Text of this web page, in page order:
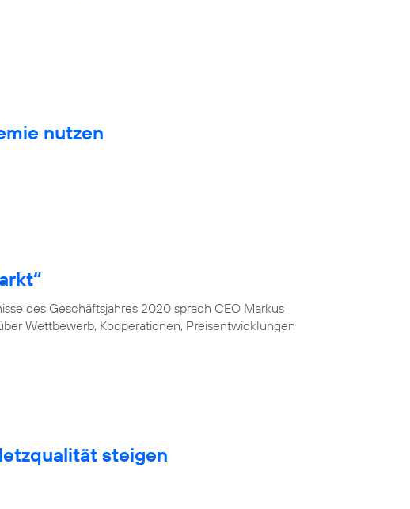
nutzen
des Geschäftsjahres 2020 sprach CEO Markus
Wettbewerb, Kooperationen, Preisentwicklungen
steigen